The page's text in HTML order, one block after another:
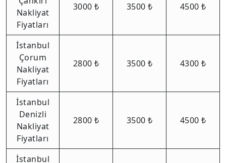
Nakliyat
Fiyatları
3000 ₺ 3500 ₺ 4500 ₺
İstanbul
Çorum
Nakliyat
Fiyatları
2800 ₺ 3500 ₺ 4300 ₺
İstanbul
Denizli
Nakliyat
Fiyatları
2800 ₺ 3500 ₺ 4500 ₺
İstanbul